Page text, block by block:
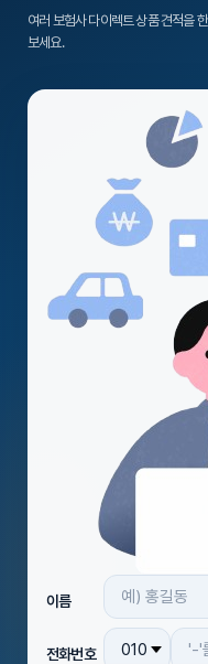
여러 보험사 다이렉트 상품 견적을
보세요.
이름
전화번호